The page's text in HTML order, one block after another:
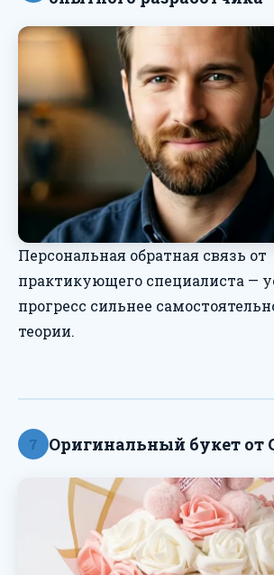
Персональная обратная связь от
практикующего специалиста —
прогресс сильнее
теории.
7 Оригинальный букет от